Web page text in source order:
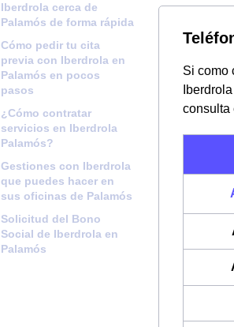
Iberdrola cerca de
Palamós de forma rápida
Cómo pedir tu cita
previa con Iberdrola en
Palamós en pocos
pasos
¿Cómo contratar
servicios en Iberdrola
Palamós?
Gestiones con Iberdrola
que puedes hacer en
sus oficinas de Palamós
Solicitud del Bono
Social de Iberdrola en
Palamós
Si como
consulta